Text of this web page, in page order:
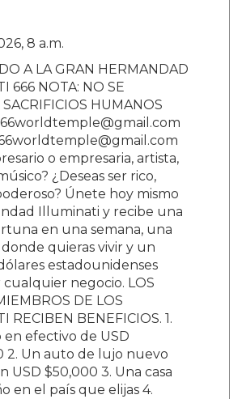
8 a.m.
A LA GRAN HERMANDAD
666 NOTA: NO SE
SACRIFICIOS HUMANOS
o empresaria, artista,
¿Deseas ser rico,
Únete hoy mismo
Illuminati y recibe una
en una semana, una
donde quieras vivir y un
estadounidenses
cualquier negocio. LOS
DE LOS
RECIBEN BENEFICIOS. 1.
en efectivo de USD
2. Un auto de lujo nuevo
USD $50,000 3. Una casa
en el país que elijas 4.